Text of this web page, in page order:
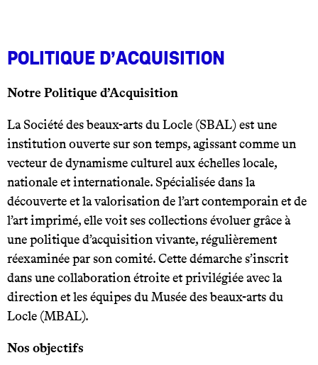
Politique d’acquisition
Notre Politique d’Acquisition
La Société des beaux-arts du Locle (SBAL) est une
institution ouverte sur son temps, agissant comme un
vecteur de dynamisme culturel aux échelles locale,
nationale et internationale. Spécialisée dans la
découverte et la valorisation de l’art contemporain et de
l’art imprimé, elle voit ses collections évoluer grâce à
une politique d’acquisition vivante, régulièrement
réexaminée par son comité. Cette démarche s’inscrit
dans une collaboration étroite et privilégiée avec la
direction et les équipes du Musée des beaux-arts du
Locle (MBAL).
Nos objectifs